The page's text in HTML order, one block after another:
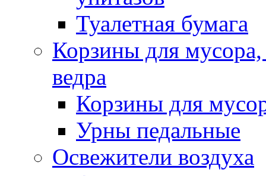
Туалетная бумага
Корзины для
ведра
Корзины для
Урны педальные
Освежители воздуха